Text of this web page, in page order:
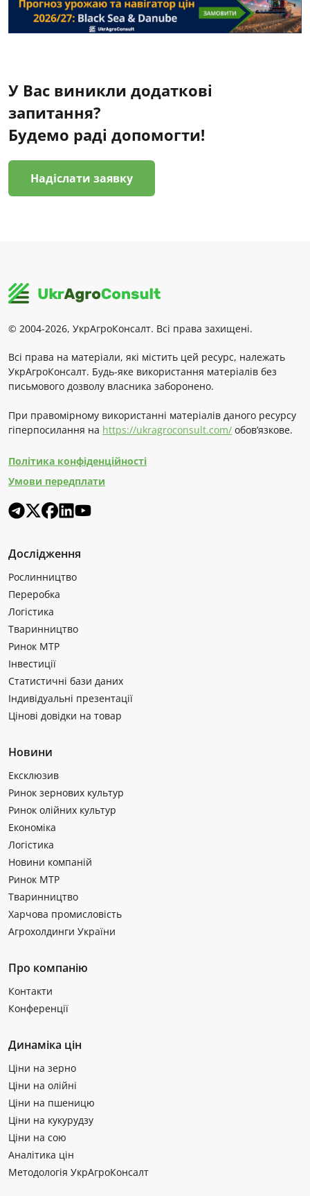
У Вас виникли додаткові
запитання?
Будемо раді допомогти!
Надіслати заявку
© 2004-2026, УкрАгроКонсалт. Всі права захищені.
Всі права на матеріали, які містить цей ресурс, належать
УкрАгроКонсалт. Будь-яке використання матеріалів без
письмового дозволу власника заборонено.
При правомірному використанні матеріалів даного ресурсу
гіперпосилання на https://ukragroconsult.com/ обов’язкове.
Політика конфіденційності
Умови передплати
Дослідження
Рослинництво
Переробка
Логістика
Тваринництво
Ринок МТР
Інвестиції
Статистичні бази даних
Індивідуальні презентації
Цінові довідки на товар
Новини
Ексклюзив
Ринок зернових культур
Ринок олійних культур
Економіка
Логістика
Новини компаній
Ринок МТР
Тваринництво
Харчова промисловість
Агрохолдинги України
Про компанію
Контакти
Конференції
Динаміка цін
Ціни на зерно
Ціни на олійні
Ціни на пшеницю
Ціни на кукурудзу
Ціни на сою
Аналітика цін
Методологія УкрАгроКонсалт